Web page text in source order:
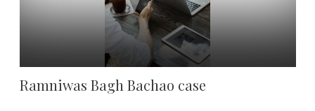
Ramniwas Bagh Bachao case